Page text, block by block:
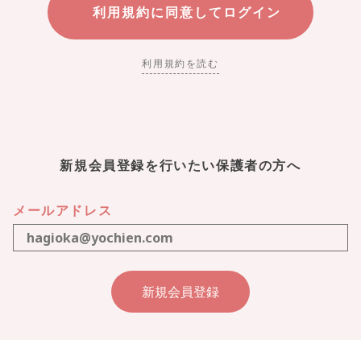
利用規約を読む
新規会員登録を行いたい保護者の方へ
メールアドレス